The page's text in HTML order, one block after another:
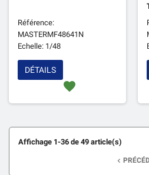
Référence:
MASTERMF48641N
Echelle: 1/48
favorite
DÉTAILS
Affichage 1-36 de 49 article(s)
